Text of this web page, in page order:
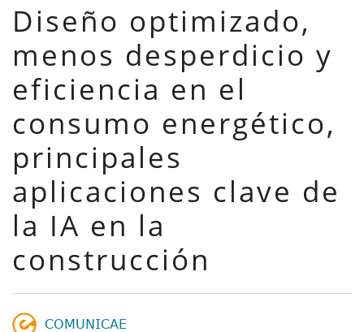
Diseño optimizado,
menos desperdicio y
eficiencia en el
consumo energético,
principales
aplicaciones clave de
la IA en la
construcción
𝖢𝖮𝖬𝖴𝖭𝖨𝖢𝖠𝖤